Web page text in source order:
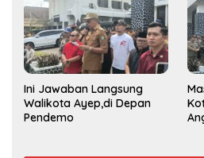
Ini Jawaban Langsung
Walikota Ayep,di Depan
Pendemo